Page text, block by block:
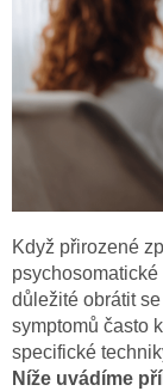
Když přirozené
důležité obrátit
symptomů často
specifické
Níže uvádíme